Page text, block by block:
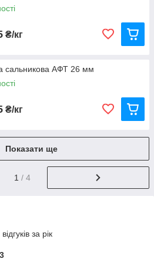
₴/кг
сальникова АФТ 26 мм
₴/кг
Показати ще
1 / 4
за рік